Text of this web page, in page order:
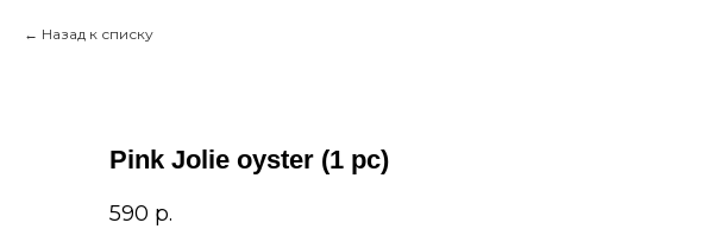
Назад к списку
Pink Jolie oyster (1 pc)
590 р.